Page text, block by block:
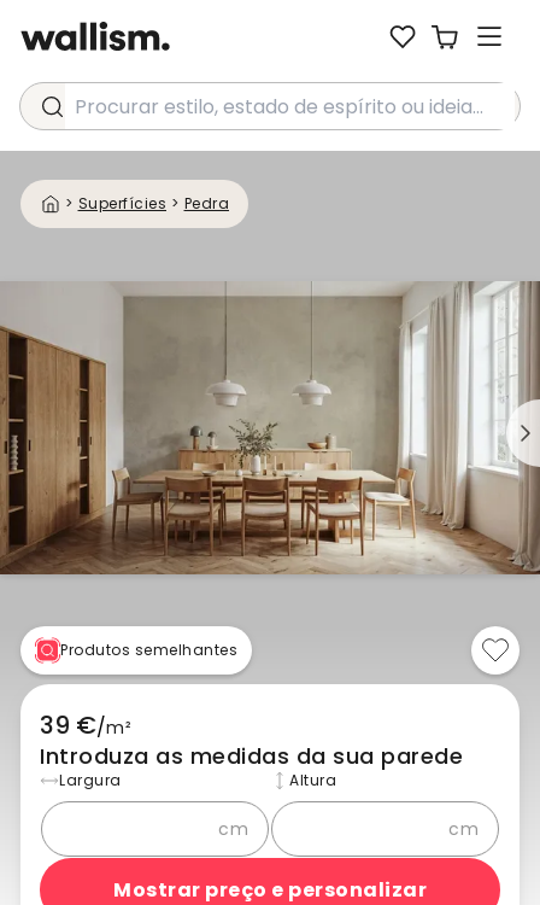
Procurar estilo, estado de espírito ou ideia...
> Superfícies > Pedra
Produtos semelhantes
39 €/m²
Introduza as medidas da sua parede
Largura
cm
Altura
cm
Mostrar preço e personalizar